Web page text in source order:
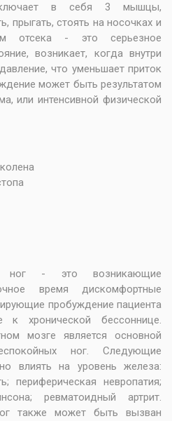
в себя 3 мышцы,
прыгать, стоять на носочках и
отсека - это серьезное
возникает, когда внутри
что уменьшает приток
может быть результатом
или интенсивной физической
ног - это возникающие
время дискомфортные
пробуждение пациента
хронической бессоннице.
мозге является основной
ног. Следующие
влиять на уровень железа:
периферическая невропатия;
ревматоидный артрит.
также может быть вызван